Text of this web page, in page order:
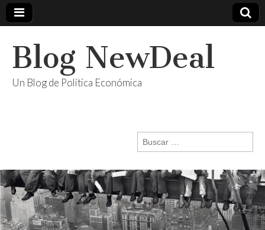
Blog NewDeal
Un Blog de Política Económica
Buscar: